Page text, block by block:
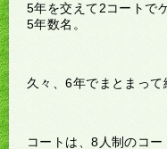
5年を交えて2コートで
5年数名。
久々、6年でまとまって
コートは、8人制のコ